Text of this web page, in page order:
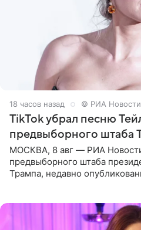
18 часов назад © РИА Новости
TikTok убрал песню
предвыборного штаба
МОСКВА, 8 авг — РИА
предвыборного штаба
Трампа, недавно